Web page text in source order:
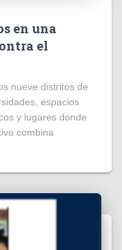
en una
el
nueve distritos de
espacios
y lugares donde
combina